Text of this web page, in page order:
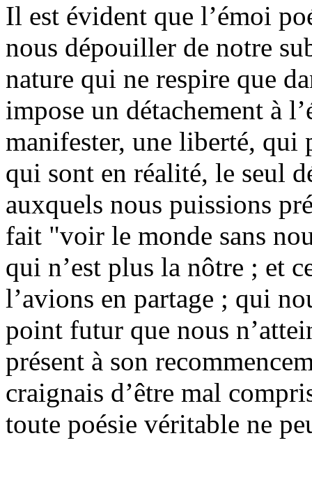
Il est évident que l’émoi
nous dépouiller de notre
nature qui ne respire que
impose un détachement à
manifester, une liberté, qui
qui sont en réalité, le seul
auxquels nous puissions
fait "voir le monde sans
qui n’est plus la nôtre ; et
l’avions en partage ; qui
point futur que nous
présent à son
craignais d’être mal
toute poésie véritable ne